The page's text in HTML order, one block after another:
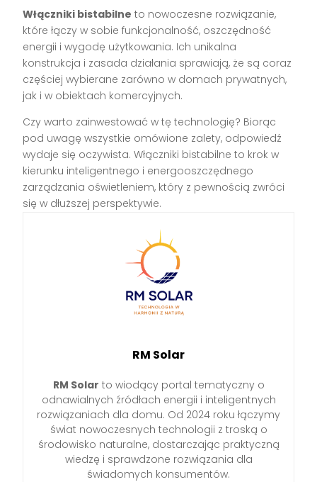
Włączniki bistabilne to nowoczesne rozwiązanie,
które łączy w sobie funkcjonalność, oszczędność
energii i wygodę użytkowania. Ich unikalna
konstrukcja i zasada działania sprawiają, że są coraz
częściej wybierane zarówno w domach prywatnych,
jak i w obiektach komercyjnych.
Czy warto zainwestować w tę technologię? Biorąc
pod uwagę wszystkie omówione zalety, odpowiedź
wydaje się oczywista. Włączniki bistabilne to krok w
kierunku inteligentnego i energooszczędnego
zarządzania oświetleniem, który z pewnością zwróci
się w dłuższej perspektywie.
RM Solar
RM Solar to wiodący portal tematyczny o
odnawialnych źródłach energii i inteligentnych
rozwiązaniach dla domu. Od 2024 roku łączymy
świat nowoczesnych technologii z troską o
środowisko naturalne, dostarczając praktyczną
wiedzę i sprawdzone rozwiązania dla
świadomych konsumentów.